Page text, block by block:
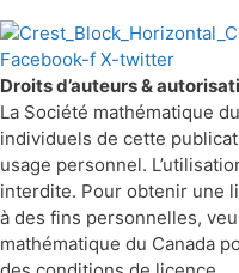
Facebook-f X-twitter
Droits d’auteurs &
La Société mathématique
individuels de cette
usage personnel.
interdite. Pour obtenir une
à des fins personnelles,
mathématique du Canada